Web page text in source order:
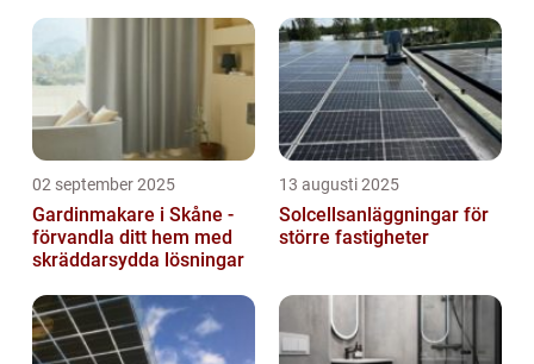
02 september 2025
Gardinmakare i Skåne -
förvandla ditt hem med
skräddarsydda lösningar
13 augusti 2025
Solcellsanläggningar för
större fastigheter